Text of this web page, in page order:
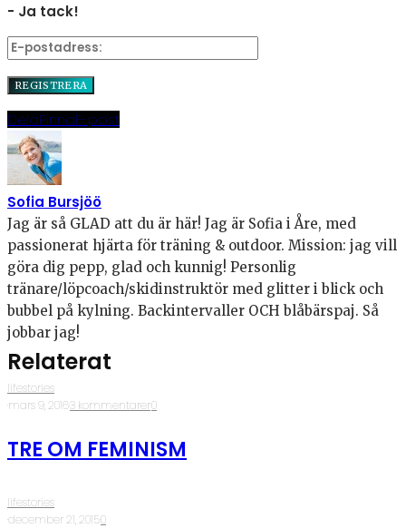
- Ja tack!
DelaPinnaE-post
Sofia Bursjöö
Jag är så GLAD att du är här! Jag är Sofia i Åre, med
passionerat hjärta för träning & outdoor. Mission: jag vill
göra dig pepp, glad och kunnig! Personlig
tränare/löpcoach/skidinstruktör med glitter i blick och
bubbel på kylning. Backintervaller OCH blåbärspaj. Så
jobbar jag!
Relaterat
lifestories
·mars 9, 2016·3 kommentarer·0
TRE OM FEMINISM
lifestories
·december 21, 2015·0